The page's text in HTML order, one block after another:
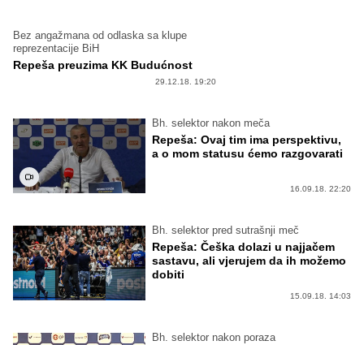
Bez angažmana od odlaska sa klupe
reprezentacije BiH
Repeša preuzima KK Budućnost
29.12.18. 19:20
Bh. selektor nakon meča
Repeša: Ovaj tim ima perspektivu,
a o mom statusu ćemo razgovarati
16.09.18. 22:20
Bh. selektor pred sutrašnji meč
Repeša: Češka dolazi u najjačem
sastavu, ali vjerujem da ih možemo
dobiti
15.09.18. 14:03
Bh. selektor nakon poraza